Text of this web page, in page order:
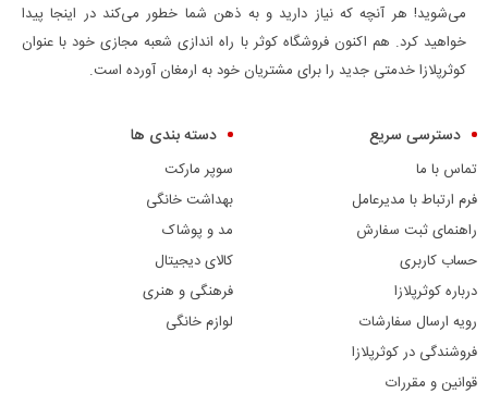
می‌شوید! هر آنچه که نیاز دارید و به ذهن شما خطور می‌کند در اینجا پیدا
خواهید کرد. هم اکنون فروشگاه کوثر با راه اندازی شعبه مجازی خود با عنوان
کوثرپلازا خدمتی جدید را برای مشتریان خود به ارمغان آورده است.
دسترسی سریع
تماس با ما
فرم ارتباط با مدیرعامل
راهنمای ثبت سفارش
حساب کاربری
درباره کوثرپلازا
رویه ارسال سفارشات
فروشندگی در کوثرپلازا
قوانین و مقررات
دسته بندی ها
سوپر مارکت
بهداشت خانگی
مد و پوشاک
کالای دیجیتال
فرهنگی و هنری
لوازم خانگی